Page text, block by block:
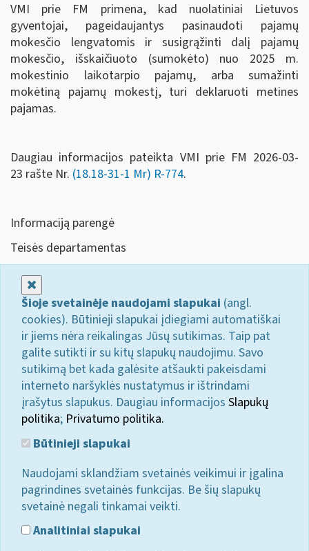
VMI prie FM primena, kad nuolatiniai Lietuvos
gyventojai, pageidaujantys pasinaudoti pajamų
mokesčio lengvatomis ir susigrąžinti dalį pajamų
mokesčio, išskaičiuoto (sumokėto) nuo 2025 m.
mokestinio laikotarpio pajamų, arba sumažinti
mokėtiną pajamų mokestį, turi deklaruoti metines
pajamas.
Daugiau informacijos pateikta VMI prie FM 2026-03-
23 rašte Nr. (18.18-31-1 Mr) R-774.
Informaciją parengė
Teisės departamentas
Šioje svetainėje naudojami slapukai (angl.
cookies). Būtinieji slapukai įdiegiami automatiškai
ir jiems nėra reikalingas Jūsų sutikimas. Taip pat
galite sutikti ir su kitų slapukų naudojimu. Savo
sutikimą bet kada galėsite atšaukti pakeisdami
interneto naršyklės nustatymus ir ištrindami
įrašytus slapukus. Daugiau informacijos Slapukų
politika; Privatumo politika.
Būtinieji slapukai
Naudojami sklandžiam svetainės veikimui ir įgalina
pagrindines svetainės funkcijas. Be šių slapukų
svetainė negali tinkamai veikti.
Analitiniai slapukai